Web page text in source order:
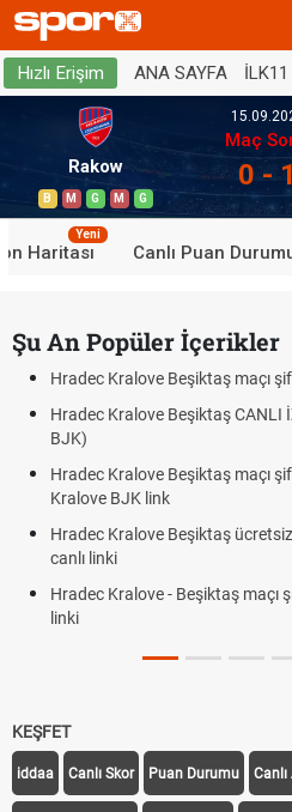
Hızlı Erişim ANA SAYFA İLK11
Rakow
B M G M G
Maç
0 - 1
Haritası
Yeni
Canlı Puan
Şu An Popüler İçerikler
Hradec Kralove Beşiktaş maçı
Hradec Kralove Beşiktaş CANLI
BJK)
Hradec Kralove Beşiktaş maçı
Kralove BJK link
Hradec Kralove Beşiktaş
canlı linki
Hradec Kralove - Beşiktaş maçı
linki
KEŞFET
iddaa Canlı Skor Puan Durumu